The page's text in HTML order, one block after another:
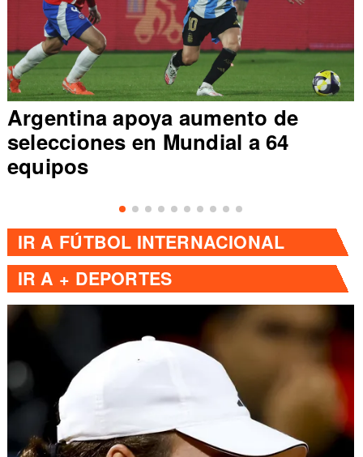
Argentina apoya aumento de
selecciones en Mundial a 64
equipos
IR A FÚTBOL INTERNACIONAL
IR A + DEPORTES